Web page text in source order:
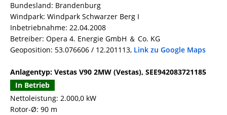
Bundesland: Brandenburg
Windpark: Windpark Schwarzer Berg I
Inbetriebnahme: 22.04.2008
Betreiber: Opera 4. Energie GmbH ＆ Co. KG
Geoposition: 53.076606 / 12.201113, Link zu Google Maps
Anlagentyp: Vestas V90 2MW (Vestas), SEE942083721185
In Betrieb
Nettoleistung: 2.000,0 kW
Rotor-Ø: 90 m